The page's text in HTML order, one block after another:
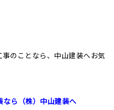
のことなら、中山建装へお気
ら（株）中山建装へ